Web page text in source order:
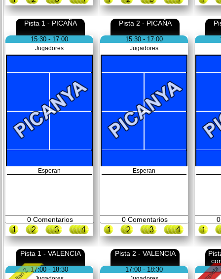
Pista 1 - PICAÑA
15:30 - 17:00
Jugadores
Esperan
0Comentarios
Pista 2 - PICAÑA
15:30 - 17:00
Jugadores
Esperan
0Comentarios 0
Pista 1 - VALENCIA
17:00 - 18:30
Pista 2 - VALENCIA
17:00 - 18:30